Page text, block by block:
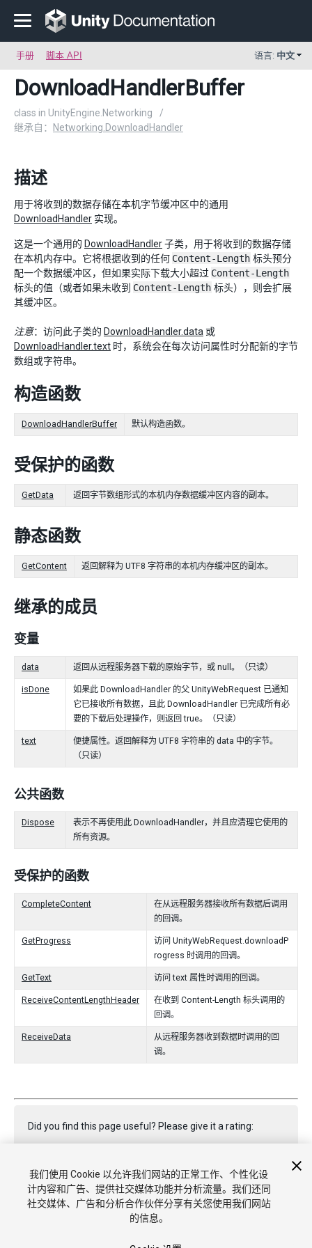
手册 脚本 API 语言: 中文
DownloadHandlerBuffer
class in UnityEngine.Networking
/
继承自：
Networking.DownloadHandler
描述
用于将收到的数据存储在本机字节缓冲区中的通用
DownloadHandler 实现。
这是一个通用的 DownloadHandler子类，用于将收到的数据存储
在本机内存中。它将根据收到的任何 Content-Length 标头预分
配一个数据缓冲区，但如果实际下载大小超过 Content-Length
标头的值（或者如果未收到 Content-Length 标头），则会扩展
其缓冲区。
注意：访问此子类的 DownloadHandler.data 或
DownloadHandler.text 时，系统会在每次访问属性时分配新的字节
数组或字符串。
构造函数
DownloadHandlerBuffer 默认构造函数。
受保护的函数
GetData 返回字节数组形式的本机内存数据缓冲区内容的副本。
静态函数
GetContent 返回解释为 UTF8 字符串的本机内存缓冲区的副本。
继承的成员
变量
data 返回从远程服务器下载的原始字节，或 null。（只读）
isDone
如果此 DownloadHandler 的父 UnityWebRequest 已通知
它已接收所有数据，且此 DownloadHandler 已完成所有必
要的下载后处理操作，则返回 true。（只读）
text
便捷属性。返回解释为 UTF8 字符串的 data 中的字节。
（只读）
公共函数
Dispose
表示不再使用此 DownloadHandler，并且应清理它使用的
所有资源。
受保护的函数
CompleteContent
在从远程服务器接收所有数据后调用
的回调。
GetProgress
访问 UnityWebRequest.downloadP
rogress 时调用的回调。
GetText 访问 text 属性时调用的回调。
ReceiveContentLengthHeader
在收到 Content-Length 标头调用的
回调。
ReceiveData
从远程服务器收到数据时调用的回
调。
Did you find this page useful? Please give it a rating:
Report a problem on this page
我们使用 Cookie 以允许我们网站的正常工作、个性化设
计内容和广告、提供社交媒体功能并分析流量。我们还同
社交媒体、广告和分析合作伙伴分享有关您使用我们网站
的信息。